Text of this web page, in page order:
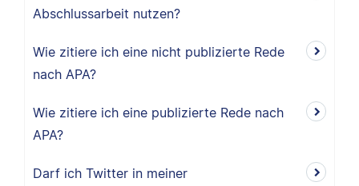
Abschlussarbeit nutzen?
Wie zitiere ich eine nicht publizierte Rede
nach APA?
Wie zitiere ich eine publizierte Rede nach
APA?
Darf ich Twitter in meiner